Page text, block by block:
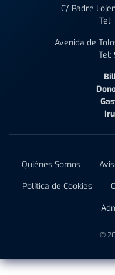
C/ Padre
Tel:
Avenida de
Tel:
Quiénes Somos
Política de Cookies
©